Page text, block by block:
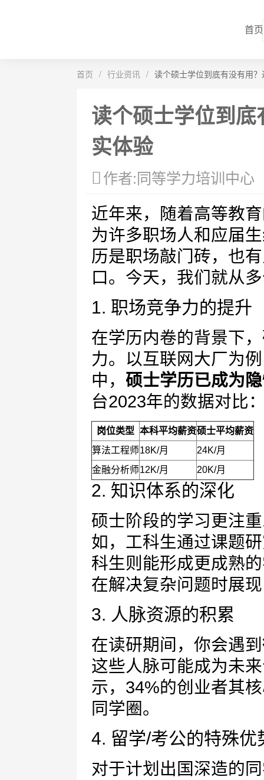
首页
首页 / 行业资讯 / 读个硕士学位到底有没有用
读个硕士学位到
实体验
作者:同等学力培训中心
近年来，随着高等教
为许多职场人和应届
历是职场敲门砖，也
口。今天，我们就从
1. 职场竞争力的提升
在学历内卷的背景下
力。以互联网大厂为
中， 硕士学历已成为
台2023年的数据对比
岗位类型 本科平均薪资硕士平均薪资
算法工程师18K/月
24K/月
金融分析师12K/月 20K/月
2. 知识体系的深化
硕士阶段的学习更注重
如，工科生通过课题
科生则能形成更成熟
在解决复杂问题时展
3. 人脉资源的积累
在读研期间，你会遇到
这些人脉可能成为未
示，34%的创业者其
同学圈。
4. 留学/考公的特殊优
对于计划出国深造的